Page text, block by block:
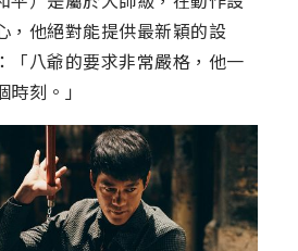
，他絕對能提供最新穎的設
「八爺的要求非常嚴格，他一
刻。」